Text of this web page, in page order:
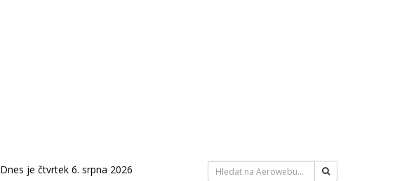
Dnes je čtvrtek 6. srpna 2026
LKMT:VFR